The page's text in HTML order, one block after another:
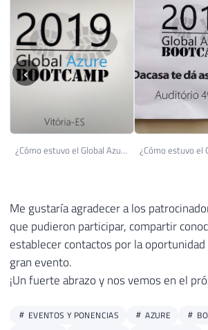
‹
¿Cómo estuvo el Global Azure Bootcamp 2019 - Vitória (1)
Me gustaría agradecer a los
que pudieron participar, compartir
establecer contactos por la
gran evento.
¡Un fuerte abrazo y nos vemos en el
EVENTOS Y PONENCIAS AZURE